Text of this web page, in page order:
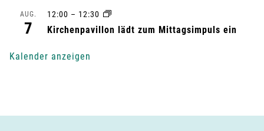
-
AUG.
7
12:00 – 12:30
Kirchenpavillon lädt zum Mittagsimpuls ein
Kalender anzeigen